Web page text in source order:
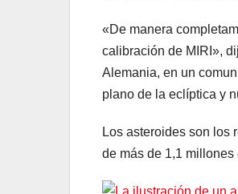
«De manera
calibración de MIRI»,
Alemania, en un
plano de la eclíptica y
Los asteroides son los
de más de 1,1 millones